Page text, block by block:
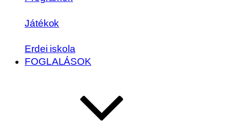
Játékok
Erdei iskola
FOGLALÁSOK